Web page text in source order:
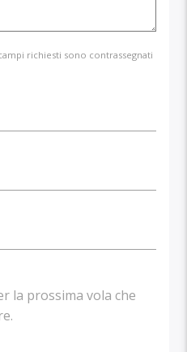
richiesti sono contrassegnati
la prossima vola che